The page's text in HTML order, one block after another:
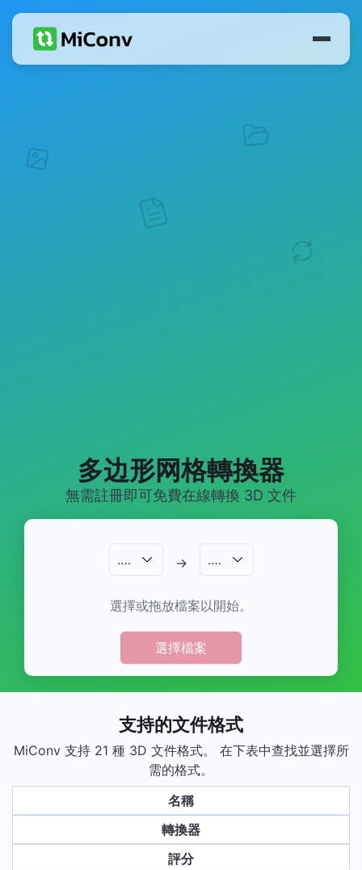
多边形网格轉換器
無需註冊即可免費在線轉換 3D 文件
.… → .…
選擇或拖放檔案以開始。
選擇檔案
支持的文件格式
MiConv 支持 21 種 3D 文件格式。 在下表中查找並選擇所
需的格式。
名稱
轉換器
評分